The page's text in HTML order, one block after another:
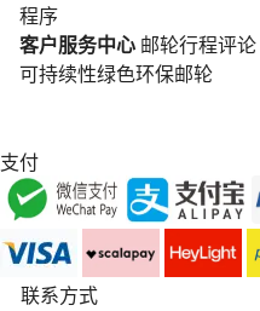
程序
客户服务中心 邮轮行程评论
可持续性绿色环保邮轮
支付
联系方式